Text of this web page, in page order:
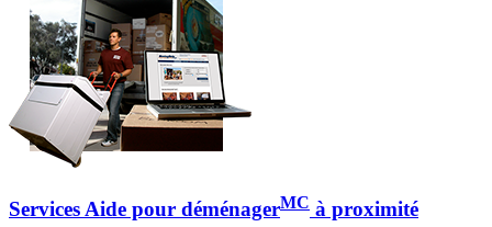
Services Aide pour déménagerMC à proximité